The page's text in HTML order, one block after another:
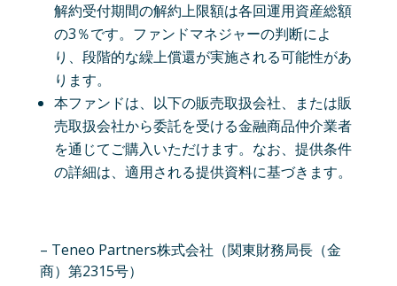
解約受付期間の解約上限額は各回運用資産総額
の3％です。ファンドマネジャーの判断によ
り、段階的な繰上償還が実施される可能性があ
ります。
本ファンドは、以下の販売取扱会社、または販
売取扱会社から委託を受ける金融商品仲介業者
を通じてご購入いただけます。なお、提供条件
の詳細は、適用される提供資料に基づきます。
– Teneo Partners株式会社（関東財務局長（金
商）第2315号）